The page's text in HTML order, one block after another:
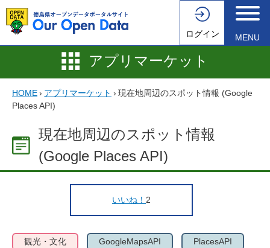
ログイン MENU
アプリマーケット
HOME› アプリマーケット › 現在地周辺のスポット情報 (Google
Places API)
現在地周辺のスポット情報
(Google Places API)
いいね！ 2
観光・文化 GoogleMapsAPI PlacesAPI